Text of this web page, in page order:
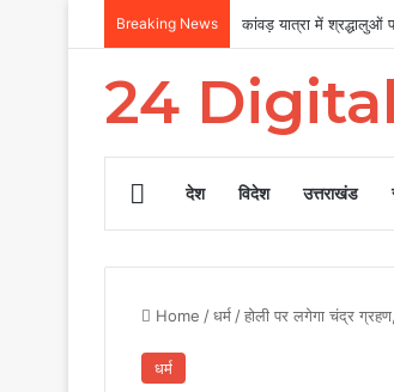
Breaking News कांवड़ यात्रा में श्रद्धालुओं
24
Homeदेश विदेश उत्तराखंड
Home /धर्म /होली पर लगेगा चंद्र
धर्म